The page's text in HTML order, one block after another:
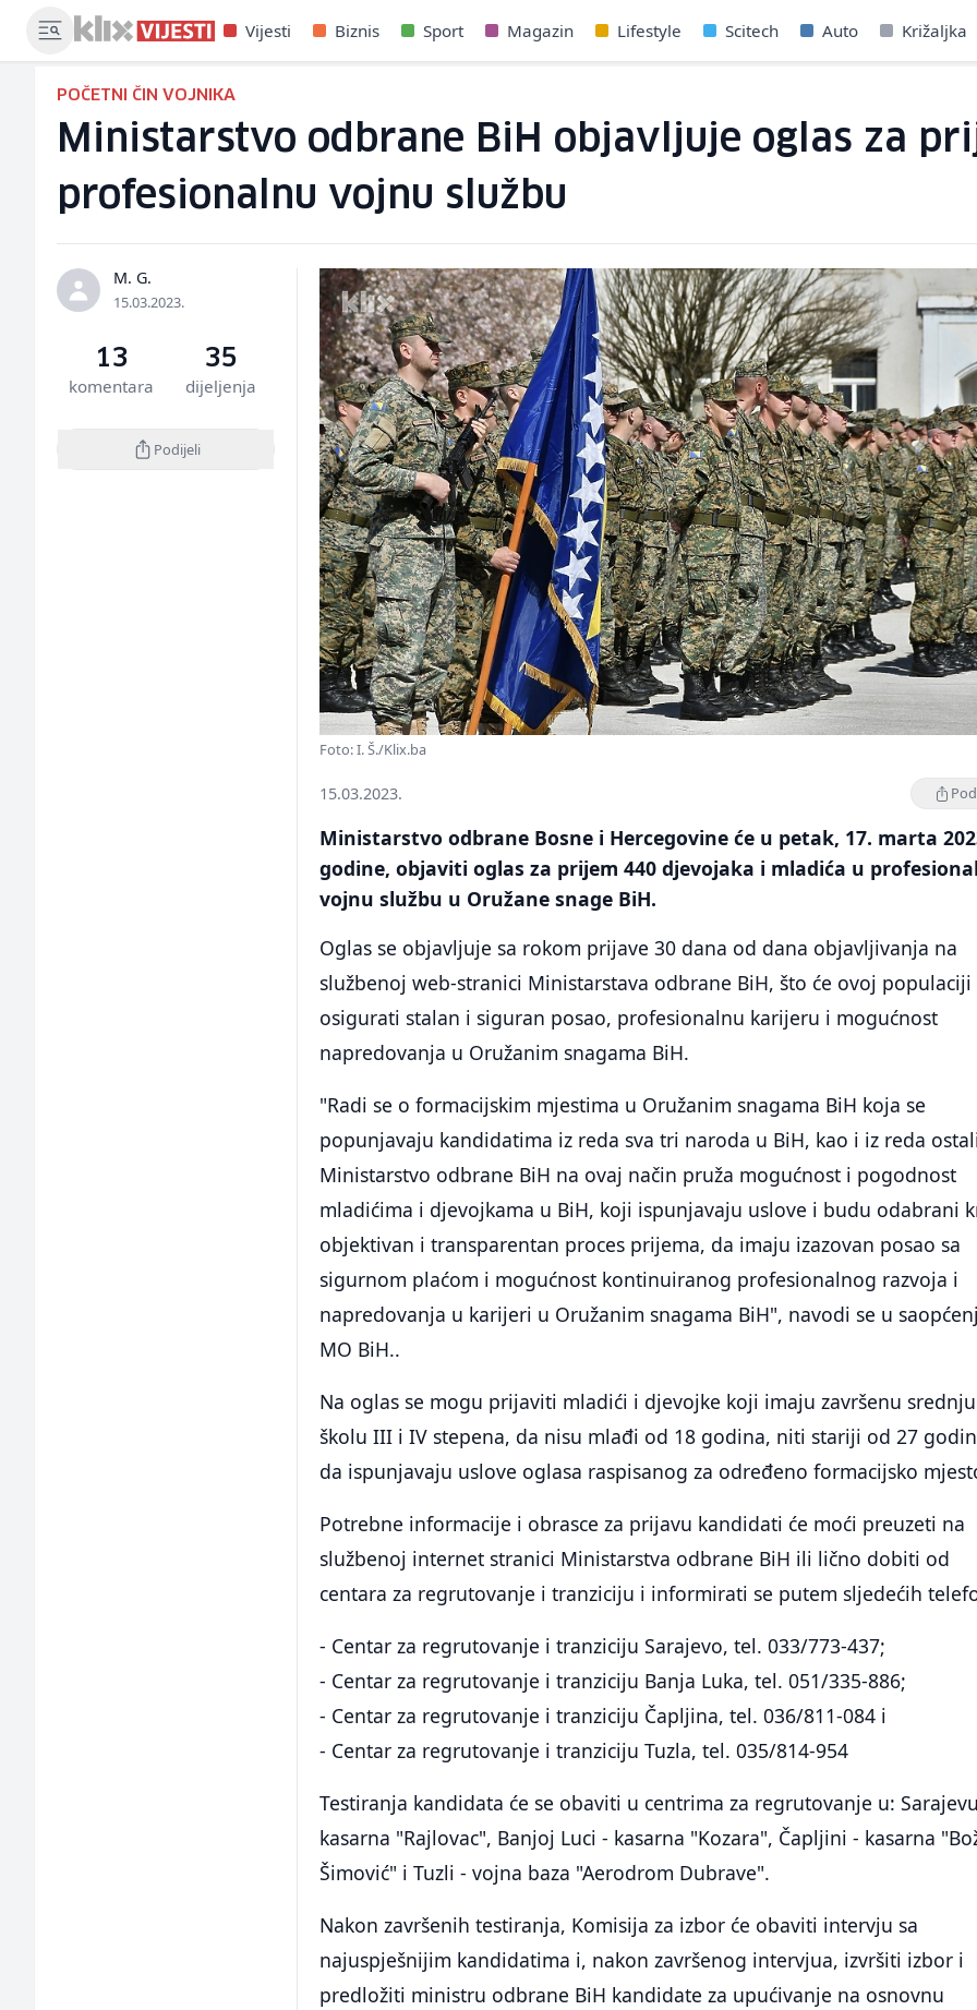
Vijesti Biznis Sport Magazin Lifestyle Scitech Auto Križaljka
POČETNI ČIN VOJNIKA
Ministarstvo odbrane BiH objavljuje oglas za
profesionalnu vojnu službu
M. G.
15.03.2023.
13
komentara
35
dijeljenja
Podijeli
Foto: I. Š./Klix.ba
15.03.2023.
Ministarstvo odbrane Bosne i Hercegovine će u petak, 17. marta
godine, objaviti oglas za prijem 440 djevojaka i mladića u
vojnu službu u Oružane snage BiH.
Oglas se objavljuje sa rokom prijave 30 dana od dana objavljivanja na
službenoj web-stranici Ministarstava odbrane BiH, što će ovoj populaciji
osigurati stalan i siguran posao, profesionalnu karijeru i mogućnost
napredovanja u Oružanim snagama BiH.
"Radi se o formacijskim mjestima u Oružanim snagama BiH koja se
popunjavaju kandidatima iz reda sva tri naroda u BiH, kao i iz reda
Ministarstvo odbrane BiH na ovaj način pruža mogućnost i pogodnost
mladićima i djevojkama u BiH, koji ispunjavaju uslove i budu odabrani
objektivan i transparentan proces prijema, da imaju izazovan posao sa
sigurnom plaćom i mogućnost kontinuiranog profesionalnog razvoja i
napredovanja u karijeri u Oružanim snagama BiH", navodi se u
MO BiH..
Na oglas se mogu prijaviti mladići i djevojke koji imaju završenu srednju
školu III i IV stepena, da nisu mlađi od 18 godina, niti stariji od 27
da ispunjavaju uslove oglasa raspisanog za određeno formacijsko
Potrebne informacije i obrasce za prijavu kandidati će moći preuzeti na
službenoj internet stranici Ministarstva odbrane BiH ili lično dobiti od
centara za regrutovanje i tranziciju i informirati se putem sljedećih
- Centar za regrutovanje i tranziciju Sarajevo, tel. 033/773-437;
- Centar za regrutovanje i tranziciju Banja Luka, tel. 051/335-886;
- Centar za regrutovanje i tranziciju Čapljina, tel. 036/811-084 i
- Centar za regrutovanje i tranziciju Tuzla, tel. 035/814-954
Testiranja kandidata će se obaviti u centrima za regrutovanje u:
kasarna "Rajlovac", Banjoj Luci - kasarna "Kozara", Čapljini - kasarna
Šimović" i Tuzli - vojna baza "Aerodrom Dubrave".
Nakon završenih testiranja, Komisija za izbor će obaviti intervju sa
najuspješnijim kandidatima i, nakon završenog intervjua, izvršiti izbor i
predložiti ministru odbrane BiH kandidate za upućivanje na osnovnu